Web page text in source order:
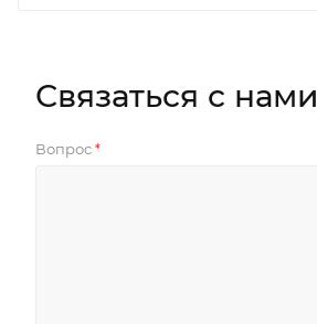
Связаться с нами
Вопрос *